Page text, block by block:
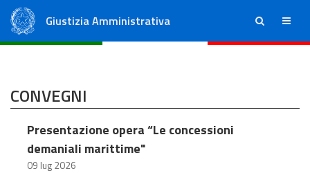
Giustizia Amministrativa ricerca menu
CONVEGNI
Presentazione opera “Le concessioni
demaniali marittime"
09 lug 2026